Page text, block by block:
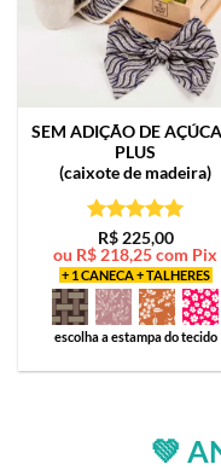
SEM ADIÇÃO DE
PLUS
(caixote de madeira)
Avaliação5
de 5
R$225,00
ou R$ 218,25com Pix
+ 1 CANECA + TALHERES
escolha a estampa do tecido
💚